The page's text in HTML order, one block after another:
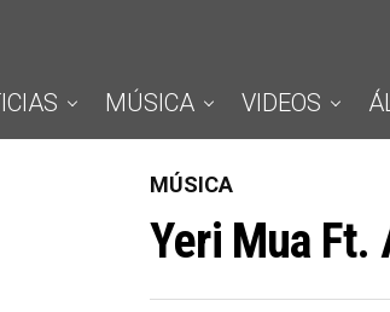
MÚSICA VIDEOS
MÚSICA
Yeri Mua Ft.